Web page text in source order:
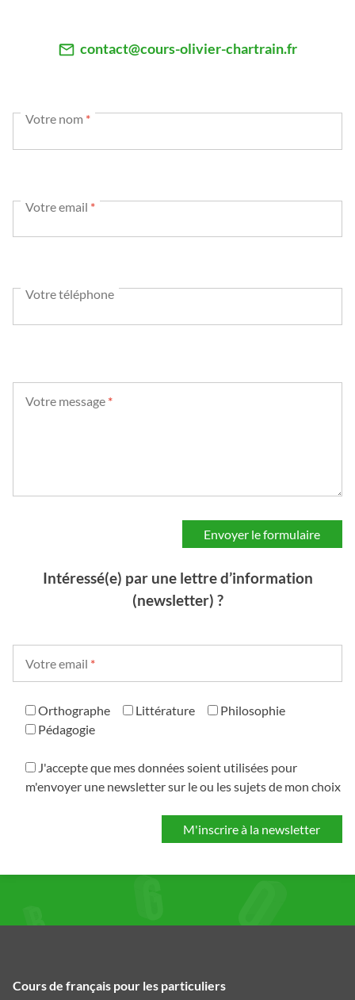
contact@cours-olivier-chartrain.fr
Votre nom *
Votre email *
Votre téléphone
Votre message *
Intéressé(e) par une lettre d’information
(newsletter) ?
Votre email *
Orthographe Littérature
Philosophie
Pédagogie
J'accepte que mes données soient utilisées pour
m'envoyer une newsletter sur le ou les sujets de mon choix
Cours de français pour les particuliers